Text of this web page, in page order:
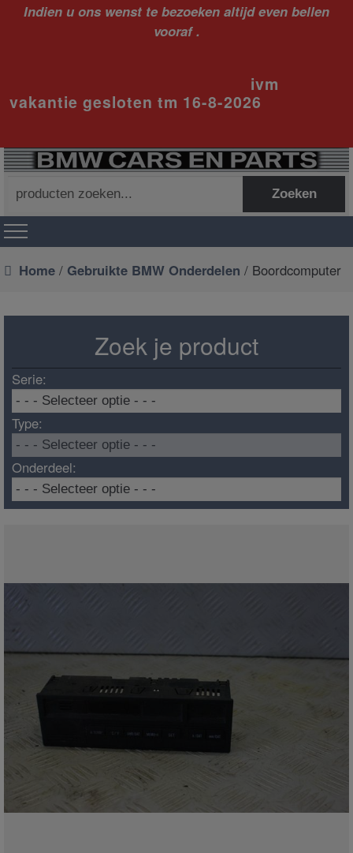
Indien u ons wenst te bezoeken altijd even bellen
vooraf .
ivm
vakantie gesloten tm 16-8-2026
naar:
Zoeken
Home / Gebruikte BMW Onderdelen / Boordcomputer
Zoek je product
Serie:
Type:
Onderdeel: